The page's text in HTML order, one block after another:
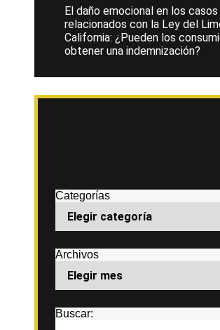
El daño emocional en los casos
relacionados con la Ley del
California: ¿Pueden los
obtener una indemnización?
Categorías
Archivos
Buscar: